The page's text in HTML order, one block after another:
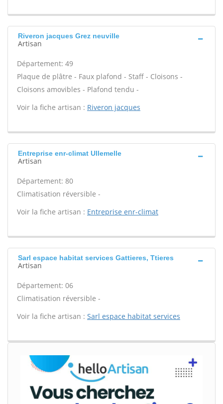
Riveron jacques Grez neuville
Artisan
Département: 49
Plaque de plâtre - Faux plafond - Staff - Cloisons -
Cloisons amovibles - Plafond tendu -
Voir la fiche artisan : Riveron jacques
Entreprise enr-climat Ullemelle
Artisan
Département: 80
Climatisation réversible -
Voir la fiche artisan : Entreprise enr-climat
Sarl espace habitat services Gattieres, Ttieres
Artisan
Département: 06
Climatisation réversible -
Voir la fiche artisan : Sarl espace habitat services